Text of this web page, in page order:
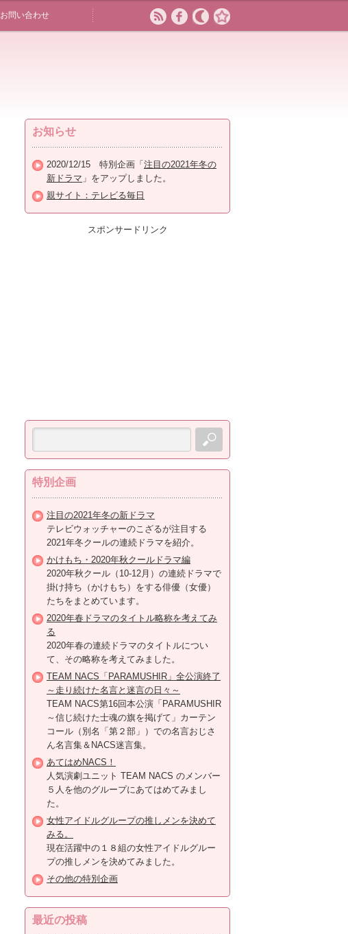
お問い合わせ
お知らせ
2020/12/15 特別企画「 注目の2021年冬の
新ドラマ 」をアップしました。
親サイト：テレビる毎日
スポンサードリンク
特別企画
注目の2021年冬の新ドラマ
テレビウォッチャーのこざるが注目する
2021年冬クールの連続ドラマを紹介。
かけもち・2020年秋クールドラマ編
2020年秋クール（10-12月）の連続ドラマで
掛け持ち（かけもち）をする俳優（女優）
たちをまとめています。
2020年春ドラマのタイトル略称を考えてみ
る
2020年春の連続ドラマのタイトルについ
て、その略称を考えてみました。
TEAM NACS「PARAMUSHIR」全公演終了
～走り続けた名言と迷言の日々～
TEAM NACS第16回本公演「PARAMUSHIR
～信じ続けた士魂の旗を掲げて」カーテン
コール（別名「第２部」）での名言おじさ
ん名言集＆NACS迷言集。
あてはめNACS！
人気演劇ユニット TEAM NACS のメンバー
５人を他のグループにあてはめてみまし
た。
女性アイドルグループの推しメンを決めて
みる。
現在活躍中の１８組の女性アイドルグルー
プの推しメンを決めてみました。
その他の特別企画
最近の投稿